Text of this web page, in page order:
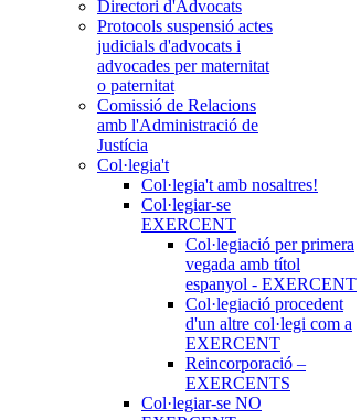
Directori d'Advocats
Protocols suspensió actes
judicials d'advocats i
advocades per maternitat
o paternitat
Comissió de Relacions
amb l'Administració de
Justícia
Col·legia't
Col·legia't amb nosaltres!
Col·legiar-se
EXERCENT
Col·legiació per primera
vegada amb títol
espanyol - EXERCENT
Col·legiació procedent
d'un altre col·legi com a
EXERCENT
Reincorporació –
EXERCENTS
Col·legiar-se NO